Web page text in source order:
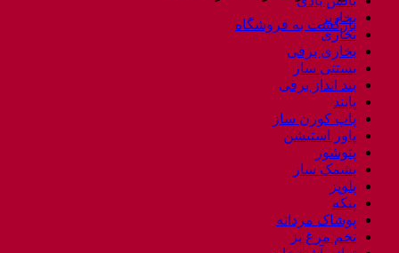
بازگشت به فروشگاه
بخارپز
بخاری
بخاری برقی
بستنی ساز
بند انداز برقی
پابند
پاپ کورن ساز
پاور استیشن
پتوشور
پشمک ساز
پلوپز
پنکه
پوشاک مردانه
تخم مرغ پز